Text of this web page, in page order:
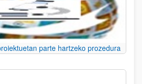
parte hartzeko prozedura